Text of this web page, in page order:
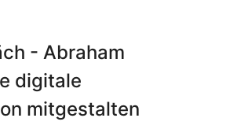
- Abraham
digitale
mitgestalten